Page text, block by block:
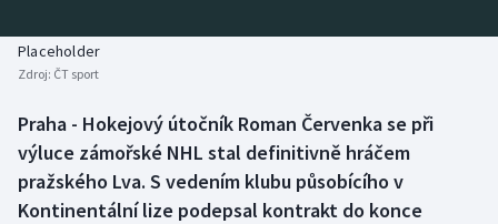
Biatlon
Boby a skeleton
Box
Aplikace ČT sport
AZ kvíz
Placeholder
Zdroj: ČT sport
Praha - Hokejový útočník Roman Červenka se při
výluce zámořské NHL stal definitivně hráčem
pražského Lva. S vedením klubu působícího v
Kontinentální lize podepsal kontrakt do konce